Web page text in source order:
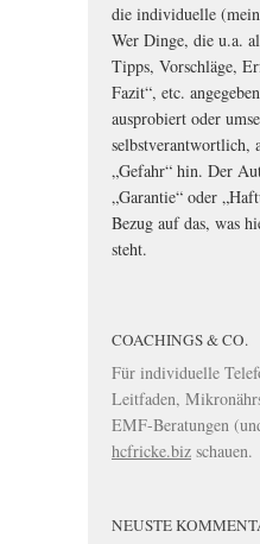
die individuelle
Wer Dinge, die u.a.
Tipps, Vorschläge,
Fazit“, etc.
ausprobiert oder
selbstverantwortlich,
„Gefahr“ hin. Der
„Garantie“ oder
Bezug auf das, was
steht.
COACHINGS & CO.
Für individuelle
Leitfaden,
EMF-Beratungen
hcfricke.biz schauen.
NEUSTE